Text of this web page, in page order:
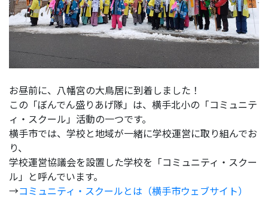
お昼前に、八幡宮の大鳥居に到着しました！
この「ぼんでん盛りあげ隊」は、横手北小の「コミュニテ
ィ・スクール」活動の一つです。
横手市では、学校と地域が一緒に学校運営に取り組んでお
り、
学校運営協議会を設置した学校を「コミュニティ・スクー
ル」と呼んでいます。
→コミュニティ・スクールとは（横手市ウェブサイト）